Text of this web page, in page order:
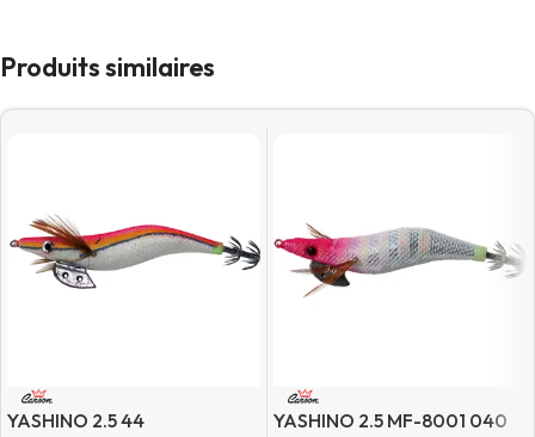
Produits similaires
YASHINO 2.5 44 YASHINO 2.5 MF-8001 040